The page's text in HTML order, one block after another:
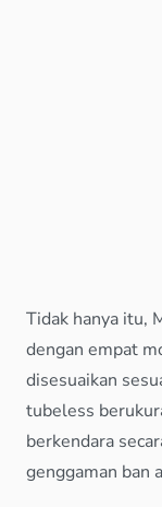
Tidak hanya itu,
dengan empat
disesuaikan
tubeless
berkendara
genggaman ban